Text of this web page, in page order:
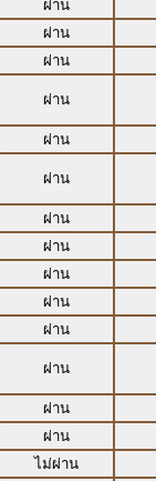
ผ่าน
ผ่าน
ผ่าน
ผ่าน
ผ่าน
ผ่าน
ผ่าน
ผ่าน
ผ่าน
ผ่าน
ผ่าน
ผ่าน
ผ่าน
ผ่าน
ไม่ผ่าน